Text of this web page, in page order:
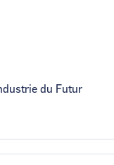
du Futur